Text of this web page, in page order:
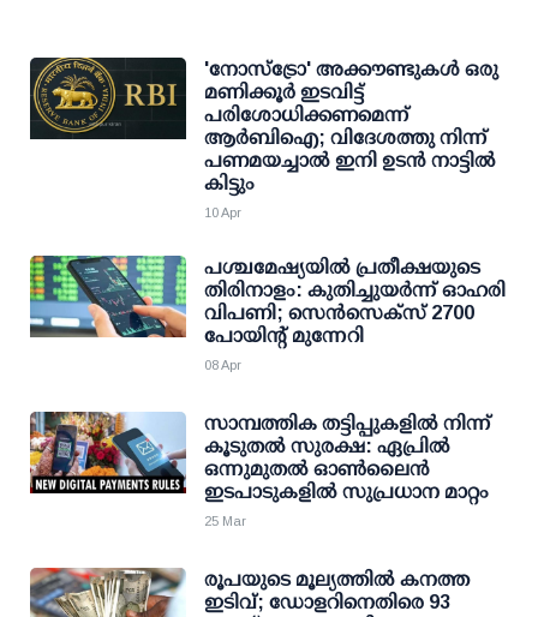
'നോസ്ട്രോ' അക്കൗണ്ടുകള്‍ ഒരു
മണിക്കൂര്‍ ഇടവിട്ട്
പരിശോധിക്കണമെന്ന്
ആര്‍ബിഐ; വിദേശത്തു നിന്ന്
പണമയച്ചാല്‍ ഇനി ഉടന്‍ നാട്ടില്‍
കിട്ടും
10 Apr
പശ്ചമേഷ്യയില്‍ പ്രതീക്ഷയുടെ
തിരിനാളം: കുതിച്ചുയര്‍ന്ന് ഓഹരി
വിപണി; സെന്‍സെക്സ് 2700
പോയിന്റ് മുന്നേറി
08 Apr
സാമ്പത്തിക തട്ടിപ്പുകളില്‍ നിന്ന്
കൂടുതല്‍ സുരക്ഷ: ഏപ്രില്‍
ഒന്നുമുതല്‍ ഓണ്‍ലൈന്‍
ഇടപാടുകളില്‍ സുപ്രധാന മാറ്റം
25 Mar
രൂപയുടെ മൂല്യത്തില്‍ കനത്ത
ഇടിവ്; ഡോളറിനെതിരെ 93